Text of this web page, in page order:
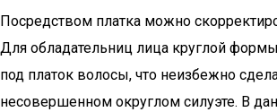
Посредством платка можно
Для обладательниц лица круглой
под платок волосы, что неизбежно
несовершенном округлом силуэте. В